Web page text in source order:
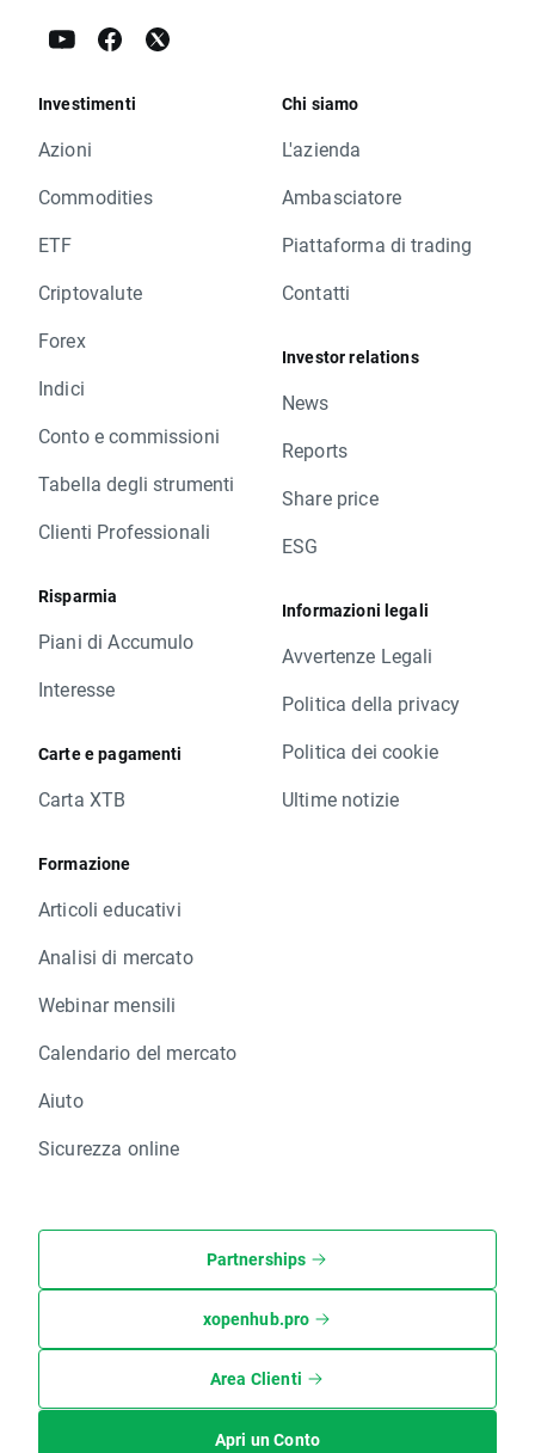
Investimenti
Azioni
Commodities
ETF
Criptovalute
Forex
Indici
Conto e commissioni
Tabella degli strumenti
Clienti Professionali
Risparmia
Piani di Accumulo
Interesse
Carte e pagamenti
Carta XTB
Formazione
Articoli educativi
Analisi di mercato
Webinar mensili
Calendario del mercato
Aiuto
Sicurezza online
Chi siamo
L'azienda
Ambasciatore
Piattaforma di trading
Contatti
Investor relations
News
Reports
Share price
ESG
Informazioni legali
Avvertenze Legali
Politica della privacy
Politica dei cookie
Ultime notizie
Partnerships
xopenhub.pro
Area Clienti
Apri un Conto